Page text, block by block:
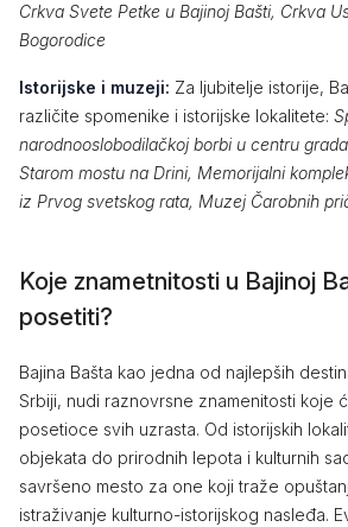
Crkva Svete Petke u Bajinoj Bašti, Crkva
Bogorodice
Istorijske i muzeji: Za ljubitelje istorije,
različite spomenike i istorijske lokalitete:
narodnooslobodilačkoj borbi u centru
Starom mostu na Drini, Memorijalni
iz Prvog svetskog rata, Muzej Čarobnih
Koje znametnitosti u Bajinoj
posetiti?
Bajina Bašta kao jedna od najlepših
Srbiji, nudi raznovrsne znamenitosti koje
posetioce svih uzrasta. Od istorijskih
objekata do prirodnih lepota i kulturnih
savršeno mesto za one koji traže
istraživanje kulturno-istorijskog nasleđa.